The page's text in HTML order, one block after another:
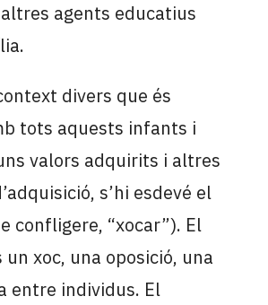
agents educatius
divers que és
tots aquests infants i
valors adquirits i altres
s’hi esdevé el
confligere, “xocar”). El
xoc, una oposició, una
entre individus. El